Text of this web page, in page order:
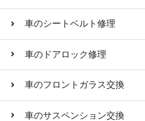
車のシートベルト修理
車のドアロック修理
車のフロントガラス交換
車のサスペンション交換